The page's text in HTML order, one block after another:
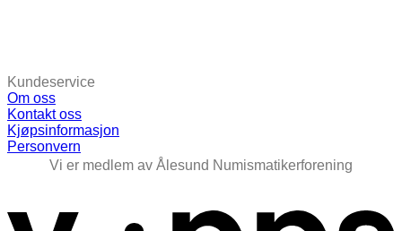
Kundeservice
Om oss
Kontakt oss
Kjøpsinformasjon
Personvern
Vi er medlem av Ålesund Numismatikerforening